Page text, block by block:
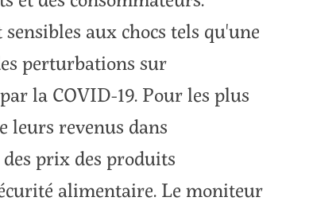
aux chocs tels qu'une
perturbations sur
la COVID-19. Pour les plus
leurs revenus dans
prix des produits
alimentaire. Le moniteur